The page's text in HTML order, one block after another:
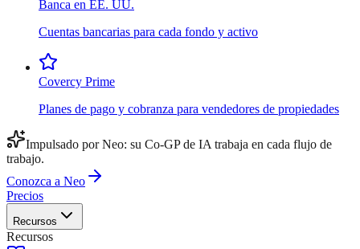
Banca en EE. UU.
Cuentas bancarias para cada fondo y activo
Covercy Prime
Planes de pago y cobranza para vendedores de propiedades
Impulsado por Neo: su Co-GP de IA trabaja en cada flujo de
trabajo.
Conozca a Neo
Precios
Recursos
Recursos